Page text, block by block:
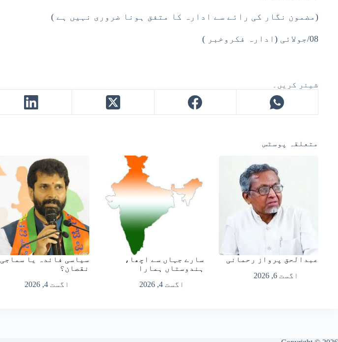
(مضمون نگار کی رائے سے ادارہ کا متفق ہونا ضروری نہیں ہے )
08/جولائی (ادارہ فکروخبر )
شیئر کریں۔
متعلقہ پوسٹس
عبدالحق پرواز رحمانی
اگست 6, 2026
سارے جہاں سے اچھا،
ہندوستاں ہمارا
اگست 4, 2026
سیاسی فائدہ یا سماجی
نقصان؟
اگست 4, 2026